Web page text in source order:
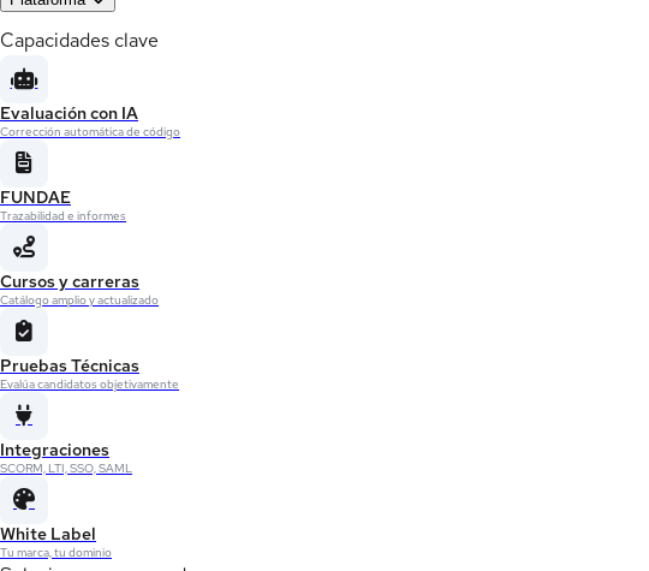
Capacidades clave
Evaluación con IA
Corrección automática de código
FUNDAE
Trazabilidad e informes
Cursos y carreras
Catálogo amplio y actualizado
Pruebas Técnicas
Evalúa candidatos objetivamente
Integraciones
SCORM, LTI, SSO, SAML
White Label
Tu marca, tu dominio